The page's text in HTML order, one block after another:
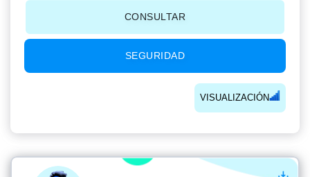
CONSULTAR
SEGURIDAD
VISUALIZACIÓN